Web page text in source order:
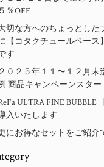
５％OFF
切な方へのちょっとした
【コタクチュールベース
す
２０２５年１１〜１２月
商品キャンペーンスター
ULTRA FINE BUBBLE
入いたします
にお得なセットをご紹介